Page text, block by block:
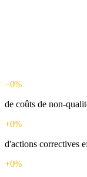
−0%
de coûts de non-
+0%
d'actions correctives
+0%